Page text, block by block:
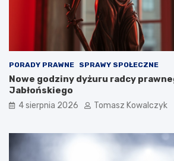
PORADY PRAWNE SPRAWY SPOŁECZNE
Nowe godziny dyżuru radcy
Jabłońskiego
4 sierpnia 2026 Tomasz Kowalczyk